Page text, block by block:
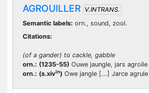
AGROUILLER V.INTRANS.
Semantic labels: orn., sound, zool.
Citations:
(of a gander) to cackle, gabble
orn.: (1235-55) Ouwe jaungle, jars
orn.: (s.xivin) Owe jangle [...] Jarce